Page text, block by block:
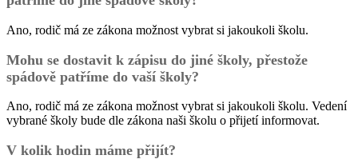
Ano, rodič má ze zákona možnost vybrat si jakoukoli školu.
Mohu se dostavit k zápisu do jiné školy, přestože
spádově patříme do vaší školy?
Ano, rodič má ze zákona možnost vybrat si jakoukoli školu. Vedení
vybrané školy bude dle zákona naši školu o přijetí informovat.
V kolik hodin máme přijít?